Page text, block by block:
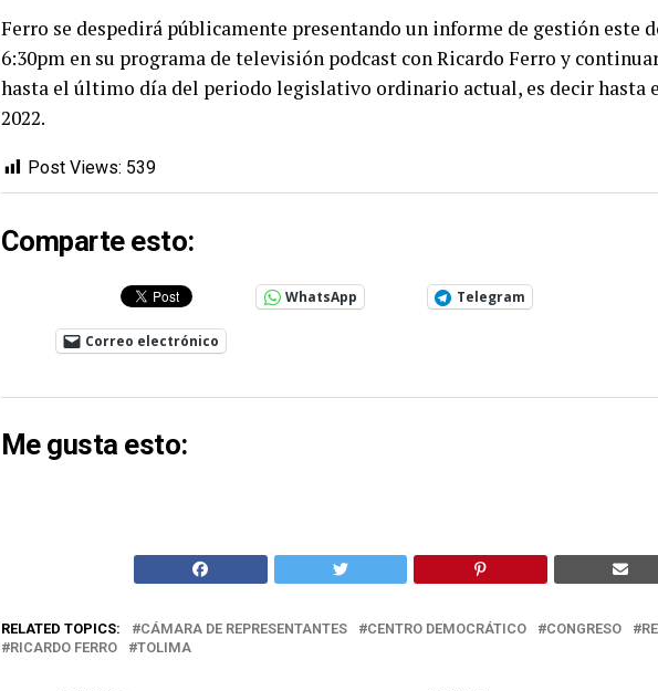
Ferro se despedirá públicamente presentando un informe de gestión este
6:30pm en su programa de televisión podcast con Ricardo Ferro y
hasta el último día del periodo legislativo ordinario actual, es decir hasta
2022.
Post Views: 539
Comparte esto:
WhatsApp Telegram
Correo electrónico
Me gusta esto:
RELATED TOPICS: CÁMARA DE REPRESENTANTES CENTRO DEMOCRÁTICO CONGRESO
RICARDO FERRO
TOLIMA